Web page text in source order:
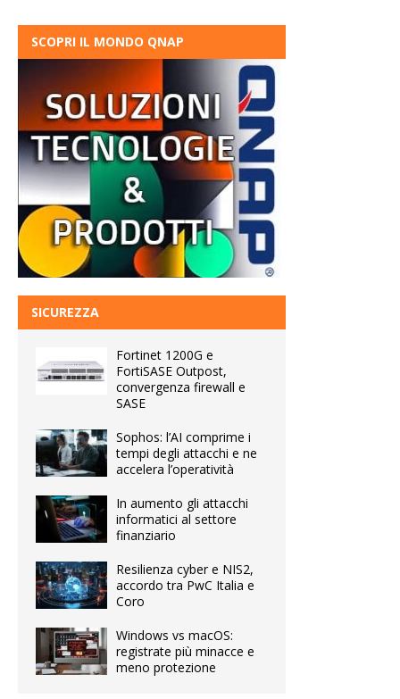
SCOPRI IL MONDO QNAP
SICUREZZA
Fortinet 1200G e
FortiSASE Outpost,
convergenza firewall e
SASE
Sophos: l’AI comprime i
tempi degli attacchi e ne
accelera l’operatività
In aumento gli attacchi
informatici al settore
finanziario
Resilienza cyber e NIS2,
accordo tra PwC Italia e
Coro
Windows vs macOS:
registrate più minacce e
meno protezione